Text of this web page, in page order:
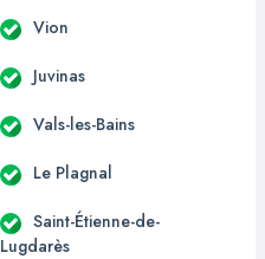
Vion
Juvinas
Vals-les-Bains
Le Plagnal
Saint-Étienne-de-
Lugdarès